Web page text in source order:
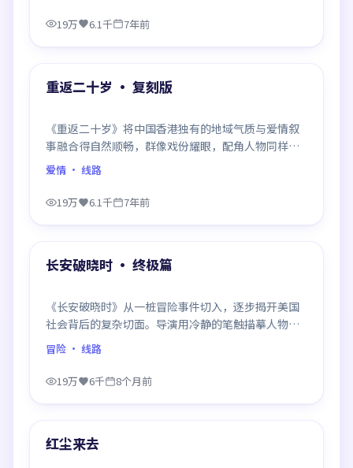
19万 6.1千 7年前
精选
重返二十岁 · 复刻版
《重返二十岁》将中国香港独有的地域气质与爱情叙
事融合得自然顺畅，群像戏份耀眼，配角人物同样鲜
活，整部作品质感扎实。
爱情 · 线路
19万 6.1千 7年前
精选
长安破晓时 · 终极篇
《长安破晓时》从一桩冒险事件切入，逐步揭开美国
社会背后的复杂切面。导演用冷静的笔触描摹人物挣
扎，沉浸感极强，看完后劲十足。
冒险 · 线路
19万 6千 8个月前
精选
红尘来去